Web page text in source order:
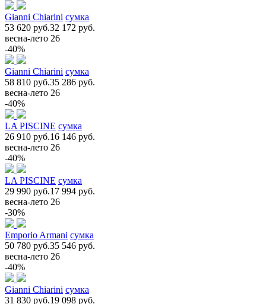
Gianni Chiarini сумка
53 620 руб.32 172 руб.
весна-лето 26
-40%
Gianni Chiarini сумка
58 810 руб.35 286 руб.
весна-лето 26
-40%
LA PISCINE сумка
26 910 руб.16 146 руб.
весна-лето 26
-40%
LA PISCINE сумка
29 990 руб.17 994 руб.
весна-лето 26
-30%
Emporio Armani сумка
50 780 руб.35 546 руб.
весна-лето 26
-40%
Gianni Chiarini сумка
31 830 руб.19 098 руб.